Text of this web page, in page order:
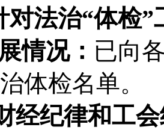
对法治“体检
情况： 已向
体检名单。
经纪律和工